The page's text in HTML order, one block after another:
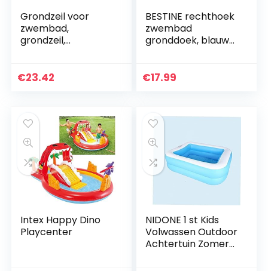
Grondzeil voor
zwembad,
grondzeil,
opvouwbaar, van
€23.42
BESTINE rechthoek
zwembad
gronddoek, blauw
waterdichte
€17.99
Intex Happy Dino
Playcenter
NIDONE 1 st Kids
Volwassen Outdoor
Achtertuin Zomer